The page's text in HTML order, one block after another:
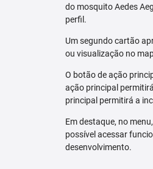
do mosquito Aedes
perfil.
Um segundo cartão
ou visualização no
O botão de ação
ação principal
principal permitirá a
Em destaque, no
possível acessar
desenvolvimento.